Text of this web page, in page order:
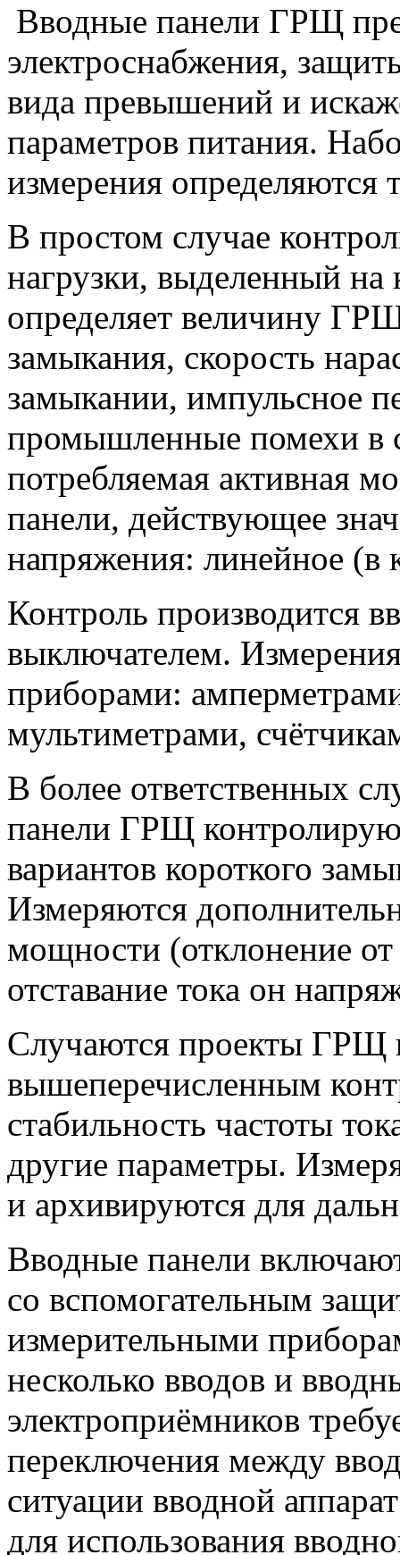
Вводные панели ГРЩ
электроснабжения,
вида превышений и
параметров питания.
измерения определяются
В простом случае
нагрузки, выделенный
определяет величину
замыкания, скорость
замыкании, импульсное
промышленные помехи в
потребляемая активная
панели, действующее
напряжения: линейное (в
Контроль производится
выключателем.
приборами:
мультиметрами,
В более ответственных
панели ГРЩ
вариантов короткого
Измеряются
мощности (отклонение
отставание тока он
Случаются проекты ГРЩ
вышеперечисленным
стабильность частоты
другие параметры.
и архивируются для
Вводные панели
со вспомогательным
измерительными
несколько вводов и
электроприёмников
переключения между
ситуации вводной
для использования